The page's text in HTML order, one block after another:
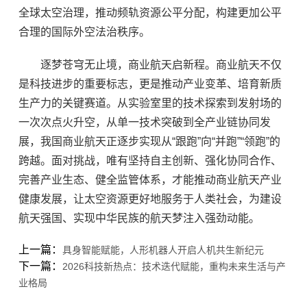
全球太空治理，推动频轨资源公平分配，构建更加公平
合理的国际外空法治秩序。
逐梦苍穹无止境，商业航天启新程。商业航天不仅
是科技进步的重要标志，更是推动产业变革、培育新质
生产力的关键赛道。从实验室里的技术探索到发射场的
一次次点火升空，从单一技术突破到全产业链协同发
展，我国商业航天正逐步实现从“跟跑”向“并跑”“领跑”的
跨越。面对挑战，唯有坚持自主创新、强化协同合作、
完善产业生态、健全监管体系，才能推动商业航天产业
健康发展，让太空资源更好地服务于人类社会，为建设
航天强国、实现中华民族的航天梦注入强劲动能。
上一篇： 具身智能赋能，人形机器人开启人机共生新纪元
下一篇： 2026科技新热点：技术迭代赋能，重构未来生活与产
业格局